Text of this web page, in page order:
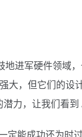
地进军硬件领域
大，但它们的设
力，让我们看到
定能成功还为时